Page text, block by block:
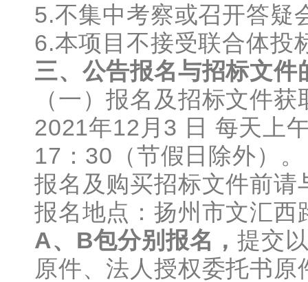
5.不集中考察或召开答疑
6.本项目不接受联合体投
三、 公告报名与招标文件
（一）报名及招标文件
2021年12月3 日 每天上
17：30（节假日除外）。
报名及购买招标文件前请
报名地点：扬州市文汇
A、B包分别报名，提交
原件、法人授权委托书